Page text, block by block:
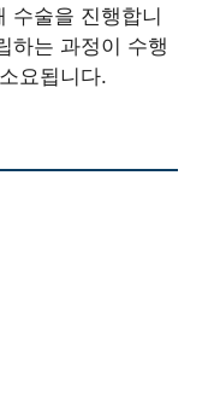
수술을 진행합니
하는 과정이 수행
요됩니다.